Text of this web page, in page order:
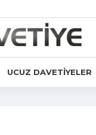
UCUZ DAVETIYELER